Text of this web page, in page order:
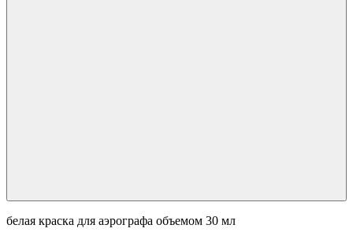
белая краска для аэрографа объемом 30 мл